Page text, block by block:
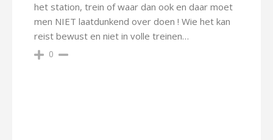
het station, trein of waar dan ook en daar moet
men NIET laatdunkend over doen ! Wie het kan
reist bewust en niet in volle treinen…
0